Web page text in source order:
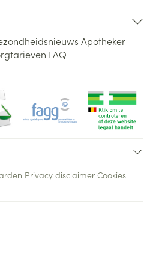
Apotheker
FAQ
Privacy disclaimer Cookies